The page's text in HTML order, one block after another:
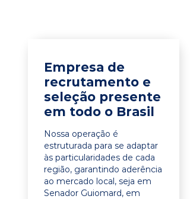
Empresa de
recrutamento e
seleção presente
em todo o Brasil
Nossa operação é
estruturada para se adaptar
às particularidades de cada
região, garantindo aderência
ao mercado local, seja em
Senador Guiomard, em